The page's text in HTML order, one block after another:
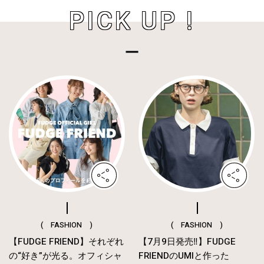
PICK UP !
( FASHION )
【FUDGE FRIEND】それぞれ
の“好き”が光る。オフィシャ
( FASHION )
【7月9日発売‼︎】FUDGE
FRIENDのUMIと作った